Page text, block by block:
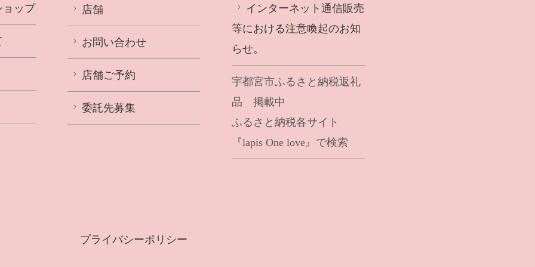
ョップ 店舗
お問い合わせ
店舗ご予約
委託先募集
インターネット通信販売
等における注意喚起のお知
らせ。
宇都宮市ふるさと納税返礼
品 掲載中
ふるさと納税各サイト
『lapis One love』で検索
プライバシーポリシー